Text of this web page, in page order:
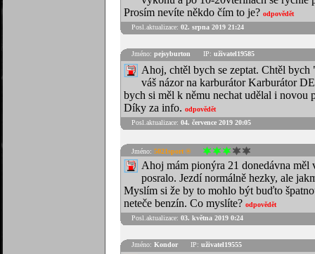
Prosím nevíte někdo čím to je? odpovědět
Posl.aktualizace: 02. srpna 2019 21:24
Jméno: pejsyburton IP: uživatel19585
Ahoj, chtěl bych se zeptat. Chtěl
váš názor na karburátor Karburátor
bych si měl k němu nechat udělal i novou
Díky za info. odpovědět
Posl.aktualizace: 04. července 2019 20:05
Jméno: 5021sport ®
Ahoj mám pionýra 21 donedávna měl
posralo. Jezdí normálně hezky, ale
Myslím si že by to mohlo být buďto
neteče benzín. Co myslíte? odpovědět
Posl.aktualizace: 03. května 2019 0:24
Jméno: Kondor IP: uživatel19555